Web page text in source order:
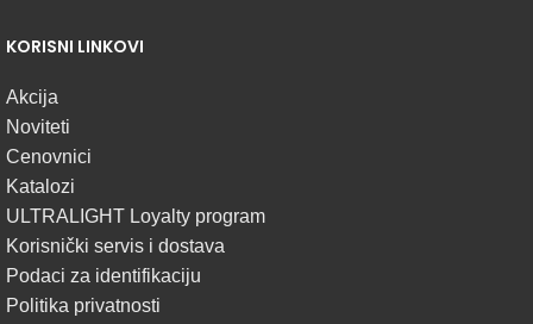
KORISNI LINKOVI
Akcija
Noviteti
Cenovnici
Katalozi
ULTRALIGHT Loyalty program
Korisnički servis i dostava
Podaci za identifikaciju
Politika privatnosti